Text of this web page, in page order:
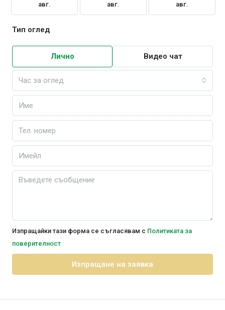
авг. авг. авг.
Тип оглед
Лично Видео чат
Час за оглед
Изпращайки тази форма се съгласявам с Политиката за
поверителност
Изпращане на заявка